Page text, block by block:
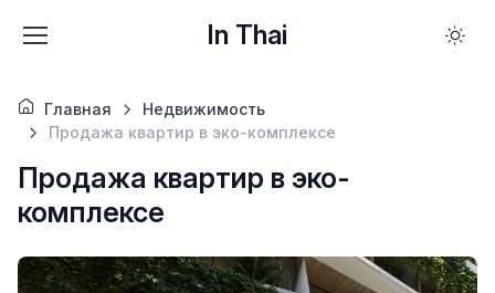
In Thai
Главная
Недвижимость
Продажа квартир в эко-комплексе
Продажа квартир в эко-
комплексе